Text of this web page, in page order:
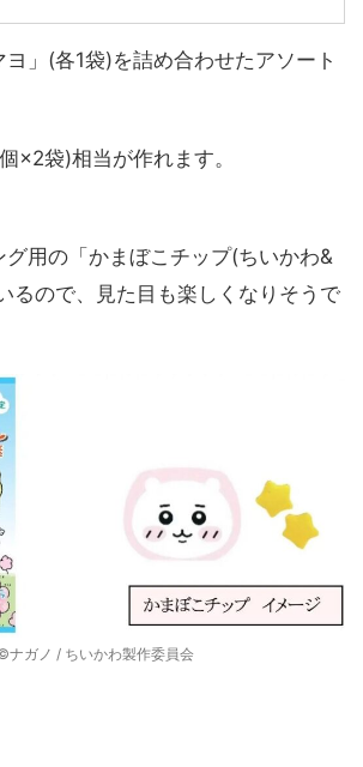
ヨ」(各1袋)を詰め合わせたアソート
×2袋)相当が作れます。
グ用の「かまぼこチップ(ちいかわ&
るので、見た目も楽しくなりそうで
ナガノ / ちいかわ製作委員会